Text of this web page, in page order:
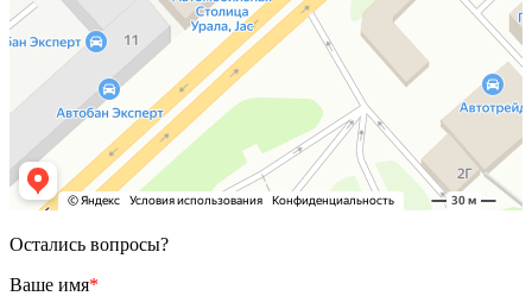
Остались вопросы?
Ваше имя*